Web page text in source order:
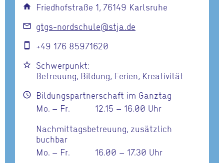
home Friedhofstraße 1, 76149 Karlsruhe
mail_outline gtgs-nordschule@stja.de
smartphone +49 176 85971620
star_border
Schwerpunkt:
Betreuung, Bildung, Ferien, Kreativität
schedule
Bildungspartnerschaft im Ganztag
Mo. – Fr.
12.15 – 16.00 Uhr
Nachmittagsbetreuung, zusätzlich
buchbar
Mo. – Fr.
16.00 – 17.30 Uhr